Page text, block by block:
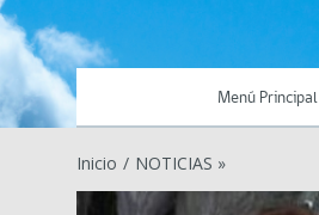
Menú Principal
Inicio / NOTICIAS »